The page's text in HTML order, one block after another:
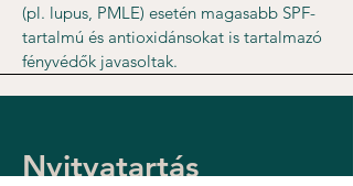
(pl. lupus, PMLE) esetén magasabb SPF-
tartalmú és antioxidánsokat is tartalmazó
fényvédők javasoltak.
Nyitvatartás